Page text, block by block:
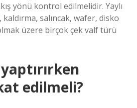
yönü kontrol edilmelidir. Yaylı
salıncak, wafer, disko
üzere birçok çek valf türü
edilmeli?